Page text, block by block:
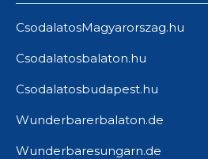
CsodalatosMagyarorszag.hu
Csodalatosbalaton.hu
Csodalatosbudapest.hu
Wunderbarerbalaton.de
Wunderbaresungarn.de